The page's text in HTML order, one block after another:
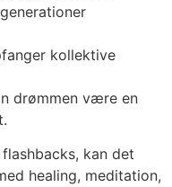
kollektive
drømmen være en
kan det
healing, meditation,